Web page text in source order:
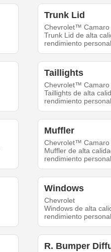
Trunk Lid
Chevrolet™ Camaro
Trunk Lid de alta
rendimiento
Taillights
Chevrolet™ Camaro
Taillights de alta
rendimiento
Muffler
Chevrolet™ Camaro
Muffler de alta
rendimiento
Windows
Chevrolet
Windows de alta
rendimiento
R. Bumper